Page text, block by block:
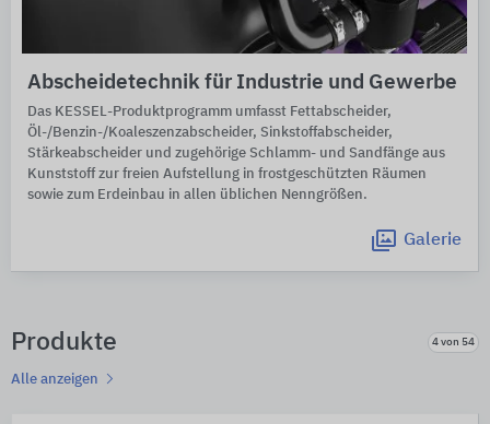
Abscheidetechnik für Industrie und Gewerbe
Das KESSEL-Produktprogramm umfasst Fettabscheider,
Öl-/Benzin-/Koaleszenzabscheider, Sinkstoffabscheider,
Stärkeabscheider und zugehörige Schlamm- und Sandfänge aus
Kunststoff zur freien Aufstellung in frostgeschützten Räumen
sowie zum Erdeinbau in allen üblichen Nenngrößen.
Galerie
Produkte 4 von 54
Alle anzeigen